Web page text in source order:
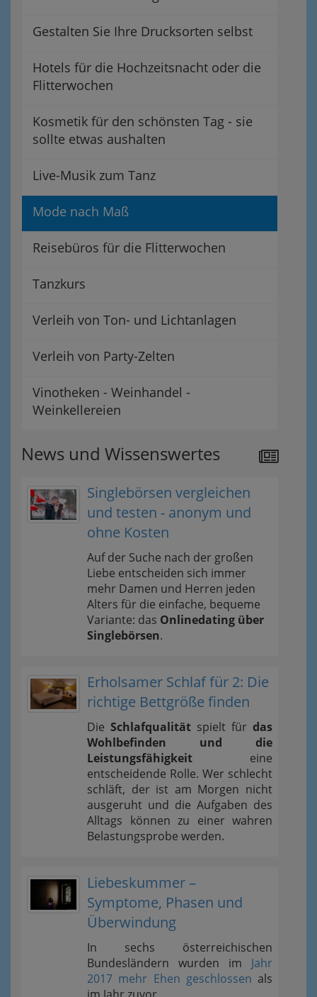
Gestalten Sie Ihre Drucksorten selbst
Hotels für die Hochzeitsnacht oder die
Flitterwochen
Kosmetik für den schönsten Tag - sie
sollte etwas aushalten
Live-Musik zum Tanz
Mode nach Maß
Reisebüros für die Flitterwochen
Tanzkurs
Verleih von Ton- und Lichtanlagen
Verleih von Party-Zelten
Vinotheken - Weinhandel -
Weinkellereien
News und Wissenswertes
Singlebörsen vergleichen
und testen - anonym und
ohne Kosten
Auf der Suche nach der großen
Liebe entscheiden sich immer
mehr Damen und Herren jeden
Alters für die einfache, bequeme
Variante: das Onlinedating über
Singlebörsen.
Erholsamer Schlaf für 2: Die
richtige Bettgröße finden
Die Schlafqualität spielt für das
Wohlbefinden und die
Leistungsfähigkeit eine
entscheidende Rolle. Wer schlecht
schläft, der ist am Morgen nicht
ausgeruht und die Aufgaben des
Alltags können zu einer wahren
Belastungsprobe werden.
Liebeskummer –
Symptome, Phasen und
Überwindung
In sechs österreichischen
Bundesländern wurden im Jahr
2017 mehr Ehen geschlossen als